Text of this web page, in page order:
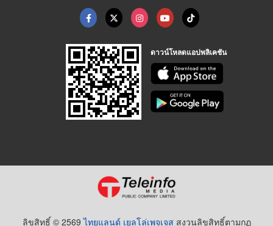
ดาวน์โหลดแอปพลิเคชัน
ลิขสิทธิ์ © 2569ไทยแลนด์ เยลโล่เพจเจส สงวนลิขสิทธิ์ตามกฏ